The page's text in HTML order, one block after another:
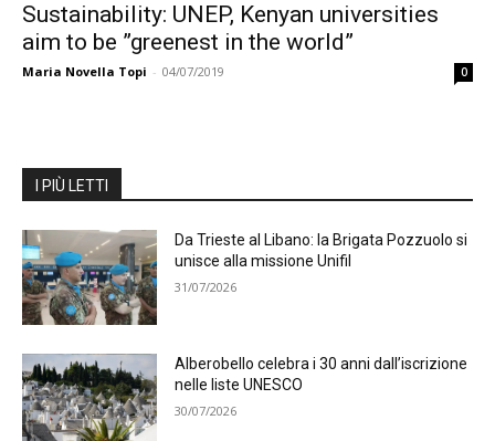
Sustainability: UNEP, Kenyan universities
aim to be ”greenest in the world”
Maria Novella Topi - 04/07/2019 0
I PIÙ LETTI
Da Trieste al Libano: la Brigata Pozzuolo si
unisce alla missione Unifil
31/07/2026
Alberobello celebra i 30 anni dall’iscrizione
nelle liste UNESCO
30/07/2026